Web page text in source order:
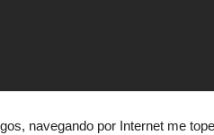
navegando por Internet me